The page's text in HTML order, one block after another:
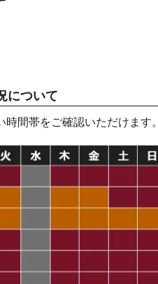
について
間帯をご確認いただけます。